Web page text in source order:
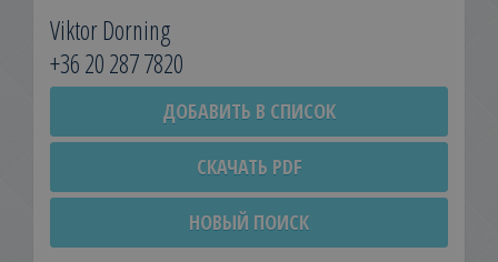
Viktor Dorning
+36 20 287 7820
ДОБАВИТЬ В СПИСОК
СКАЧАТЬ PDF
НОВЫЙ ПОИСК